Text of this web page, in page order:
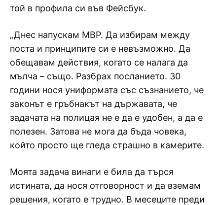
той в профила си във Фейсбук.
„Днес напускам МВР. Да избирам между
поста и принципите си е невъзможно. Да
обещавам действия, когато се налага да
мълча – също. Разбрах посланието. 30
години нося униформата със съзнанието, че
законът е гръбнакът на държавата, че
задачата на полицая не е да е удобен, а да е
полезен. Затова не мога да бъда човека,
който просто ще гледа страшно в камерите.
Моята задача винаги е била да търся
истината, да нося отговорност и да вземам
решения, когато е трудно. В месеците преди